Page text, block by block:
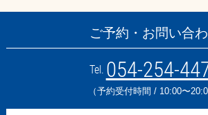
ご予約・お問い合
Tel. 054-254-
（予約受付時間 / 10:00〜